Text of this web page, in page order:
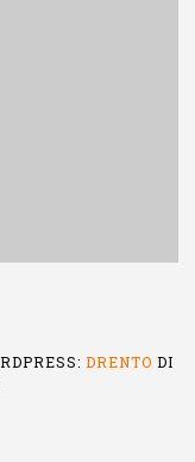
DRENTO DI